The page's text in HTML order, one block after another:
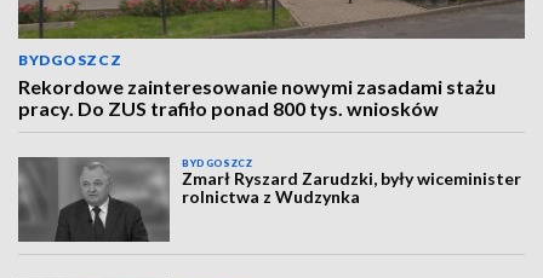
BYDGOSZCZ
Rekordowe zainteresowanie nowymi zasadami stażu
pracy. Do ZUS trafiło ponad 800 tys. wniosków
BYDGOSZCZ
Zmarł Ryszard Zarudzki, były wiceminister
rolnictwa z Wudzynka